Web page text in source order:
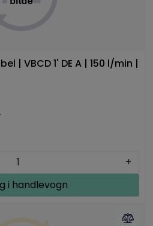
| VBCD 1' DE A | 150 l/min |
+
i handlevogn